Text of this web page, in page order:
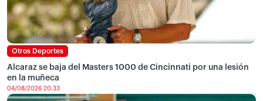
Otros Deportes
Alcaraz se baja del Masters 1000 de Cincinnati por una lesión
en la muñeca
04/08/2026 20:33